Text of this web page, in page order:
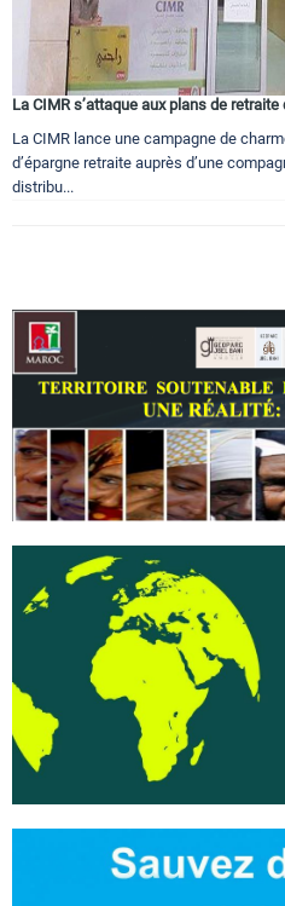
La CIMR s’attaque aux plans de
La CIMR lance une campagne de
d’épargne retraite auprès d’une
distribu...